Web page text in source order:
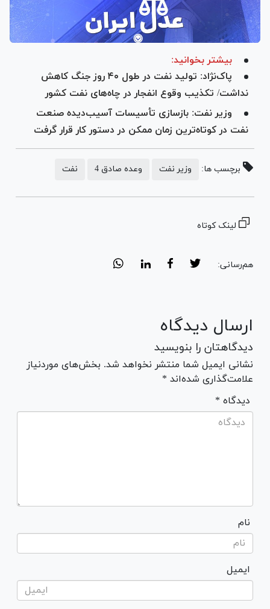
بیشتر بخوانید:
پاک‌نژاد: تولید نفت در طول ۴۰ روز جنگ کاهش
نداشت/ تکذیب وقوع انفجار در چاه‌های نفت کشور
وزیر نفت: بازسازی تأسیسات آسیب‌دیده صنعت
نفت در کوتاه‌ترین زمان ممکن در دستور کار قرار گرفت
برچسب ها: وزیر نفت وعده صادق 4 نفت
لینک کوتاه
هم‌رسانی:
ارسال دیدگاه
دیدگاهتان را بنویسید
نشانی ایمیل شما منتشر نخواهد شد. بخش‌های موردنیاز
علامت‌گذاری شده‌اند *
* دیدگاه
نام
ایمیل